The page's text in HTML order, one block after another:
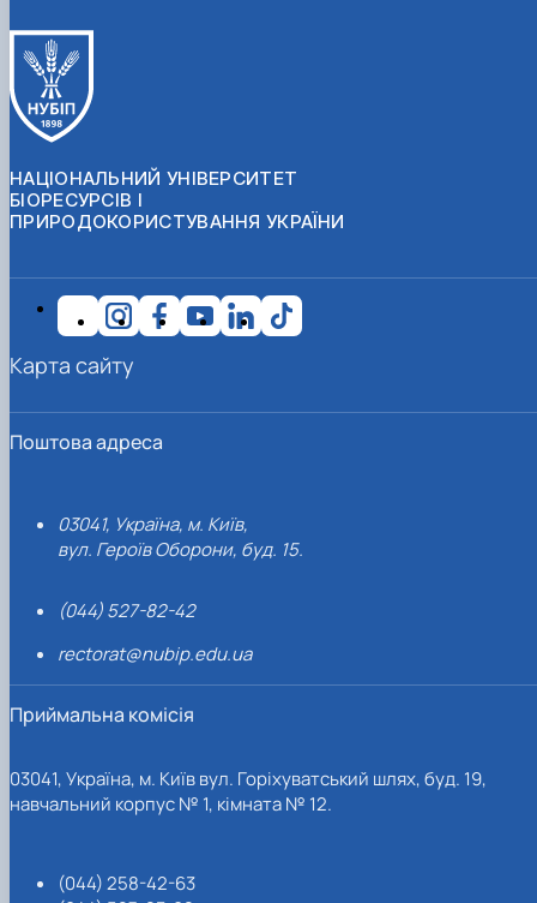
НАЦІОНАЛЬНИЙ УНІВЕРСИТЕТ
БІОРЕСУРСІВ І
ПРИРОДОКОРИСТУВАННЯ УКРАЇНИ
Поштова адреса
03041, Україна, м. Київ,
вул. Героїв Оборони, буд. 15.
(044) 527-82-42
rectorat@nubip.edu.ua
Приймальна комісія
03041, Україна, м. Київ вул. Горіхуватський шлях, буд. 19,
навчальний корпус № 1, кімната № 12.
(044) 258-42-63
Карта сайту